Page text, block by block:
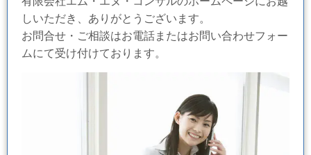
しいただき、ありがとうございます。
お問合せ・ご相談はお電話またはお問い合わせフォー
ムにて受け付けております。